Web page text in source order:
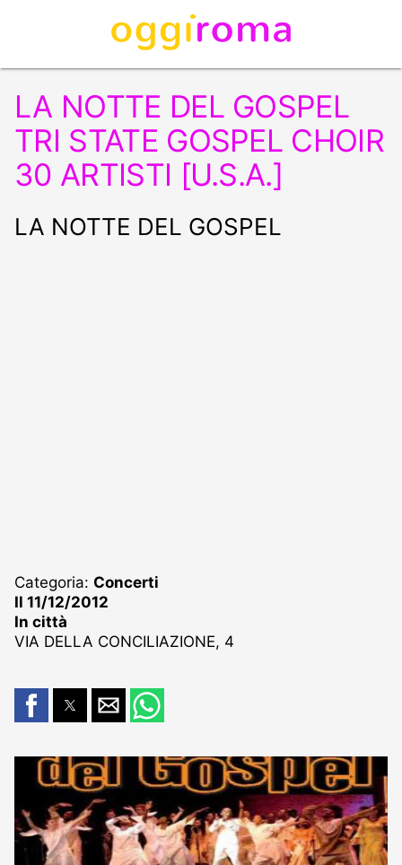
LA NOTTE DEL GOSPEL
TRI STATE GOSPEL CHOIR
30 ARTISTI [U.S.A.]
LA NOTTE DEL GOSPEL
Categoria: Concerti
Il 11/12/2012
In città
VIA DELLA CONCILIAZIONE, 4